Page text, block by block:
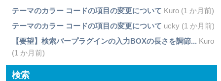
テーマのカラー コードの項目の変更について Kuro (1 か月前)
テーマのカラー コードの項目の変更について ucky (1 か月前)
【要望】検索バープラグインの入力BOXの長さを調節... Kuro
(1 か月前)
検索